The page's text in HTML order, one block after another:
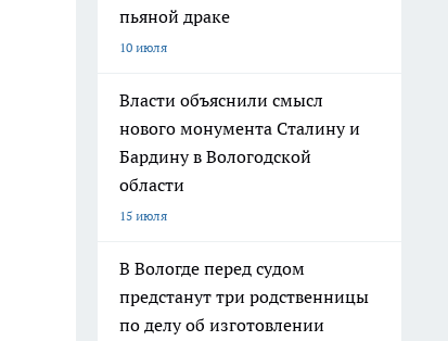
пьяной драке
10 июля
Власти объяснили смысл
нового монумента Сталину и
Бардину в Вологодской
области
15 июля
В Вологде перед судом
предстанут три родственницы
по делу об изготовлении